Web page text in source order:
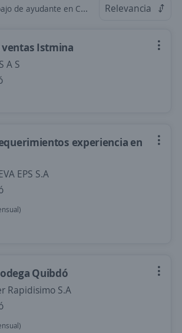
de ayudante en Chocó Relevancia
Istmina
A S
experiencia en
EPS S.A
Quibdó
Rapidisimo S.A